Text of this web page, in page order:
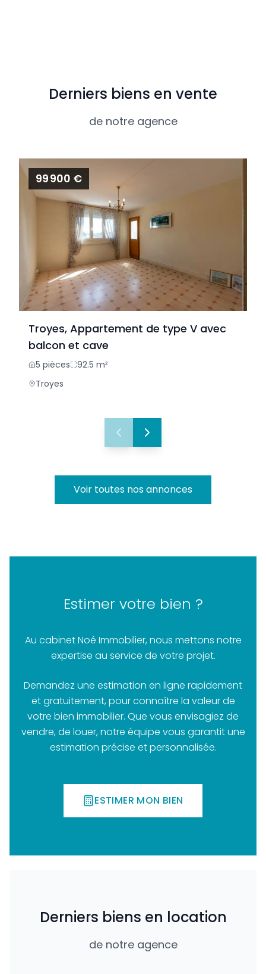
Derniers biens en vente
de notre agence
99 900 €
Troyes, Appartement de type V avec
balcon et cave
5 pièces 92.5 m²
Troyes
Voir toutes nos annonces
Estimer votre bien ?
Au cabinet Noé Immobilier, nous mettons notre
expertise au service de votre projet.
Demandez une estimation en ligne rapidement
et gratuitement, pour connaître la valeur de
votre bien immobilier. Que vous envisagiez de
vendre, de louer, notre équipe vous garantit une
estimation précise et personnalisée.
ESTIMER MON BIEN
Derniers biens en location
de notre agence